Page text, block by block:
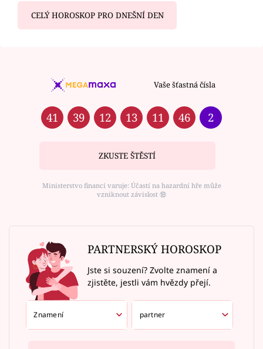
CELÝ HOROSKOP PRO DNEŠNÍ DEN
Vaše šťastná čísla
41 39 12 13 11 46 2
ZKUSTE ŠTĚSTÍ
Ministerstvo financí varuje: Účastí na hazardní hře může
vzniknout závislost ⑱
PARTNERSKÝ HOROSKOP
Jste si souzení? Zvolte znamení a
zjistěte, jestli vám hvězdy přejí.